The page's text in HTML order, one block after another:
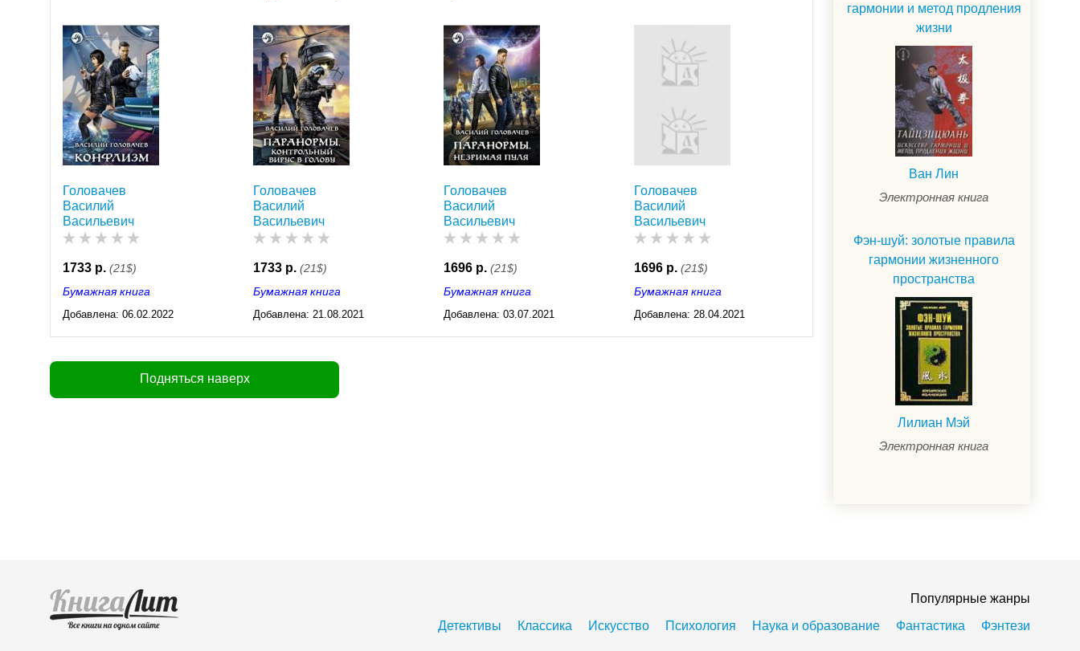
Головачев
Василий
Васильевич
1733 р. (21$)
Бумажная книга
Добавлена: 06.02.2022
03:27
Головачев
Василий
Васильевич
1733 р. (21$)
Бумажная книга
Добавлена: 21.08.2021
03:26
Головачев
Василий
Васильевич
1696 р. (21$)
Бумажная книга
Добавлена: 03.07.2021
03:26
Головачев
Василий
Васильевич
1696 р. (21$)
Бумажная книга
Добавлена: 28.04.2021
03:27
Подняться наверх
гармонии и метод продления
жизни
Ван Лин
Электронная книга
Фэн-шуй: золотые правила
гармонии жизненного
пространства
Лилиан Мэй
Электронная книга
Популярные жанры
Детективы
Классика Искусство Психология Наука и образование Фантастика Фэнтези